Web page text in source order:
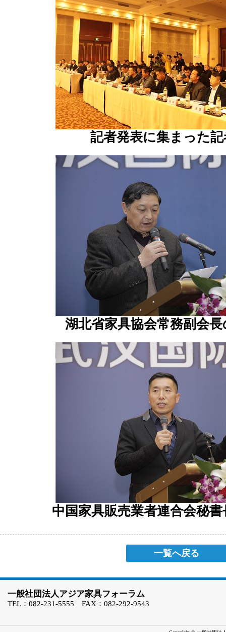
記者発表に集まった
湖北省家具協会常務副会
中国家具販売業者連合会秘
一覧へ戻る
一般社団法人アジア家具フォーラム
TEL：082-231-5555 FAX：082-292-9543